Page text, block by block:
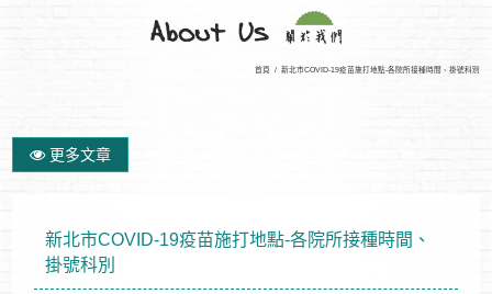
首頁 / 新北市COVID-19疫苗施打地點-各院所接種時間、掛號科別
更多文章
新北市COVID-19疫苗施打地點-各院所接種時間、
掛號科別